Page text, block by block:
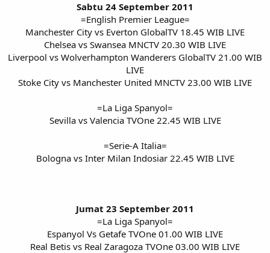
Sabtu 24 September 2011
=English Premier League=
Manchester City vs Everton GlobalTV 18.45 WIB LIVE
Chelsea vs Swansea MNCTV 20.30 WIB LIVE
Liverpool vs Wolverhampton Wanderers GlobalTV 21.00 WIB
LIVE
Stoke City vs Manchester United MNCTV 23.00 WIB LIVE
=La Liga Spanyol=
Sevilla vs Valencia TVOne 22.45 WIB LIVE
=Serie-A Italia=
Bologna vs Inter Milan Indosiar 22.45 WIB LIVE
Jumat 23 September 2011
=La Liga Spanyol=
Espanyol Vs Getafe TVOne 01.00 WIB LIVE
Real Betis vs Real Zaragoza TVOne 03.00 WIB LIVE